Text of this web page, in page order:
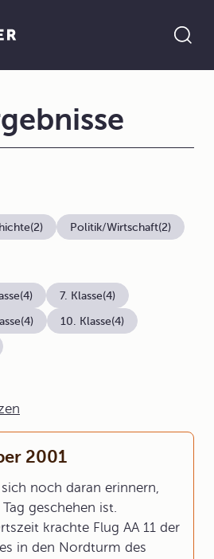
2001
noch daran erinnern,
geschehen ist.
krachte Flug AA 11 der
in den Nordturm des
(2) Politik/Wirtschaft(2)
(4) 7. Klasse(4)
(4) 10. Klasse(4)